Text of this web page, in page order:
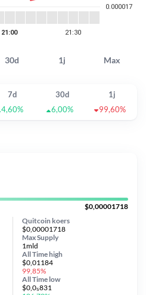
30d 1j Max
7d 30d
1j
4,60% 6,00% 99,60%
$0,00001718
Quitcoin koers
$0,00001718
Max Supply
1mld
All Timehigh
$0,01184
99,85%
All Time low
$0,0₅831